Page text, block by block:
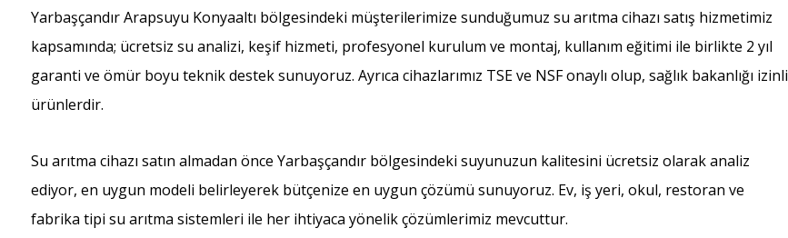
Yarbaşçandır Arapsuyu Konyaaltı bölgesindeki müşterilerimize sunduğumuz su arıtma cihazı satış hizmetimiz
kapsamında; ücretsiz su analizi, keşif hizmeti, profesyonel kurulum ve montaj, kullanım eğitimi ile birlikte 2 yıl
garanti ve ömür boyu teknik destek sunuyoruz. Ayrıca cihazlarımız TSE ve NSF onaylı olup, sağlık bakanlığı izinli
ürünlerdir.
Su arıtma cihazı satın almadan önce Yarbaşçandır bölgesindeki suyunuzun kalitesini ücretsiz olarak analiz
ediyor, en uygun modeli belirleyerek bütçenize en uygun çözümü sunuyoruz. Ev, iş yeri, okul, restoran ve
fabrika tipi su arıtma sistemleri ile her ihtiyaca yönelik çözümlerimiz mevcuttur.